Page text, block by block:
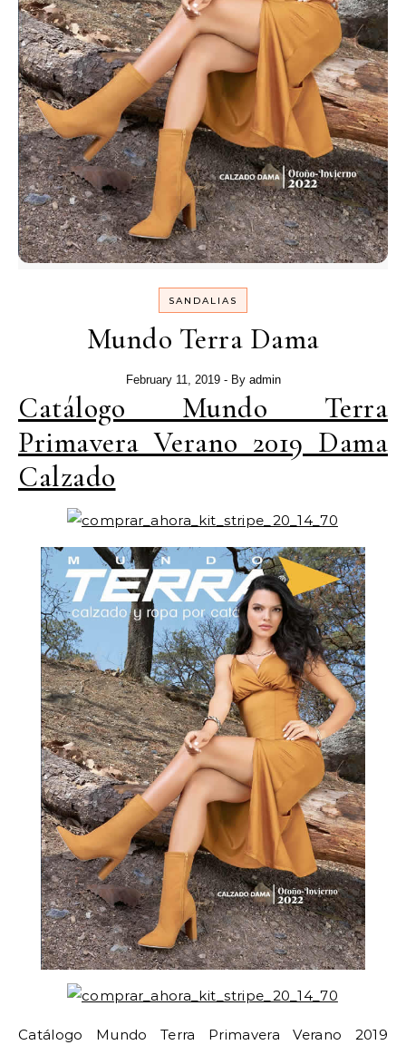
SANDALIAS
Mundo Terra Dama
February 11, 2019 - By admin
Catálogo Mundo Terra
Primavera Verano 2019 Dama
Calzado
Catálogo Mundo Terra Primavera Verano 2019